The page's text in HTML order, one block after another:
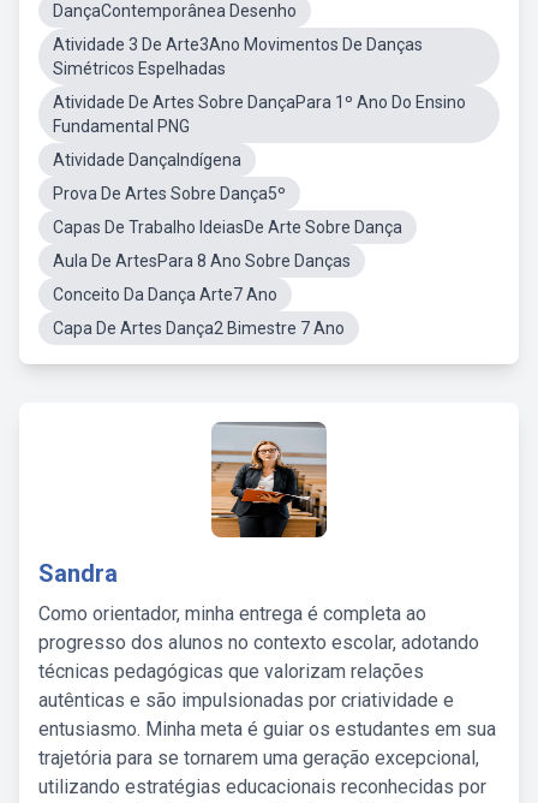
DançaContemporânea Desenho
Atividade 3 De Arte3Ano Movimentos De Danças
Simétricos Espelhadas
Atividade De Artes Sobre DançaPara 1º Ano Do Ensino
Fundamental PNG
Atividade DançaIndígena
Prova De Artes Sobre Dança5º
Capas De Trabalho IdeiasDe Arte Sobre Dança
Aula De ArtesPara 8 Ano Sobre Danças
Conceito Da Dança Arte7 Ano
Capa De Artes Dança2 Bimestre 7 Ano
Sandra
Como orientador, minha entrega é completa ao
progresso dos alunos no contexto escolar, adotando
técnicas pedagógicas que valorizam relações
autênticas e são impulsionadas por criatividade e
entusiasmo. Minha meta é guiar os estudantes em sua
trajetória para se tornarem uma geração excepcional,
utilizando estratégias educacionais reconhecidas por